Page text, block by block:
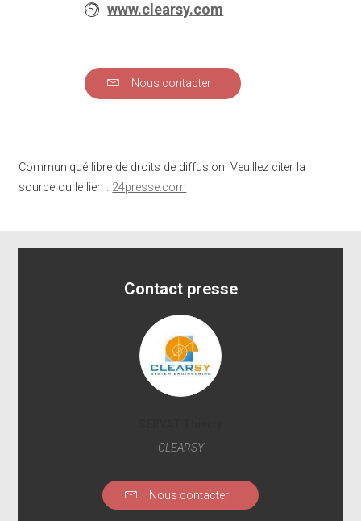
www.clearsy.com
Nous contacter
Communiqué libre de droits de diffusion. Veuillez citer la
source ou le lien : 24presse.com
Contact presse
CLEARSY
Nous contacter